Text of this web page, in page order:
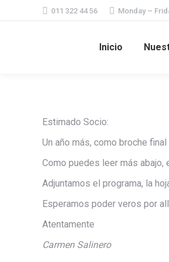
011 322 44 56 Monday –
Inicio
Estimado Socio:
Un año más, como broche
Como puedes leer más
Adjuntamos el programa, la
Esperamos poder veros por
Atentamente
Carmen Salinero